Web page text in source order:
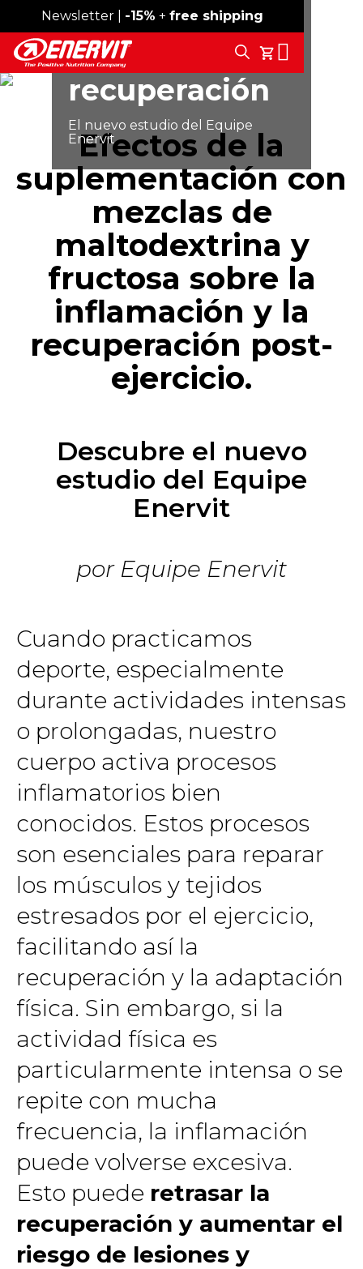
Envío gratis desde 59 €
Newsletter | -15% + free shipping
Tu Carrito
Search
DEPORTE
Maximizar la
recuperación
El nuevo estudio del Equipe
Enervit
Efectos de la
suplementación con
mezclas de
maltodextrina y
fructosa sobre la
inflamación y la
recuperación post-
ejercicio.
Descubre el nuevo
estudio del Equipe
Enervit
por Equipe Enervit
Cuando practicamos
deporte, especialmente
durante actividades intensas
o prolongadas, nuestro
cuerpo activa procesos
inflamatorios bien
conocidos. Estos procesos
son esenciales para reparar
los músculos y tejidos
estresados por el ejercicio,
facilitando así la
recuperación y la adaptación
física. Sin embargo, si la
actividad física es
particularmente intensa o se
repite con mucha
frecuencia, la inflamación
puede volverse excesiva.
Esto puede retrasar la
recuperación y aumentar el
riesgo de lesiones y